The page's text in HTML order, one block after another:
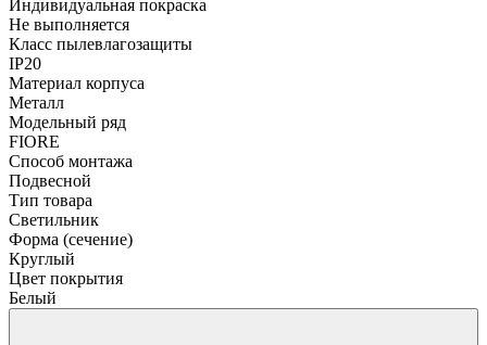
Индивидуальная покраска
Не выполняется
Класс пылевлагозащиты
IP20
Материал корпуса
Металл
Модельный ряд
FIORE
Способ монтажа
Подвесной
Тип товара
Светильник
Форма (сечение)
Круглый
Цвет покрытия
Белый